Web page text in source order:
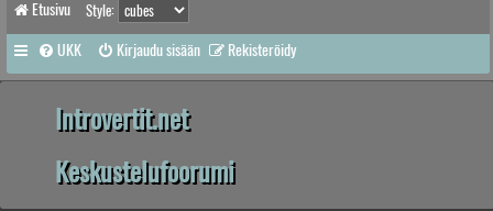
Etusivu Style:
UKK Kirjaudu sisään Rekisteröidy
Introvertit.net
Keskustelufoorumi